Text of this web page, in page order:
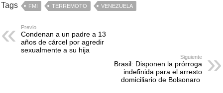
Tags FMI TERREMOTO VENEZUELA
Previo
Condenan a un padre a 13
años de cárcel por agredir
sexualmente a su hija
Siguiente
Brasil: Disponen la prórroga
indefinida para el arresto
domiciliario de Bolsonaro